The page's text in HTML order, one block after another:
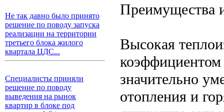
Не так давно было принято
решение по поводу запуска
реализации на территории
третьего блока жилого
квартала ЦДС...
Специалисты приняли
решение по поводу
выведения на рынок
квартир в блоке под
Преимущества
Высокая
коэффициентом
значительно
отопления и